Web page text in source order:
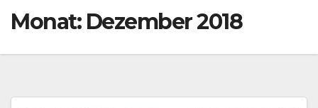
Monat: Dezember 2018